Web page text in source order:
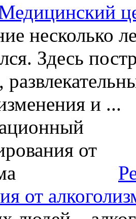
несколько
Здесь
и ...
от